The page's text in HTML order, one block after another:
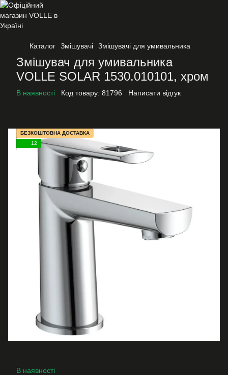
Каталог Змішувачі Змішувачі для умивальника
Змішувач для умивальника
VOLLE SOLAR 1530.010101, хром
В наявності Код товару: 81796 Написати відгук
БЕЗКОШТОВНА ДОСТАВКА
12
В наявності